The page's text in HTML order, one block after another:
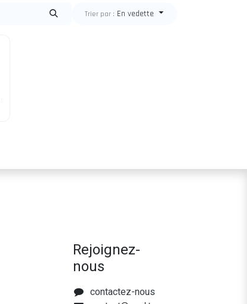
Trier par : En vedette
Rejoignez-
nous
contactez-nous